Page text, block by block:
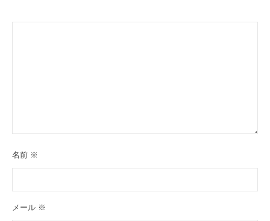
名前 ※
メール ※